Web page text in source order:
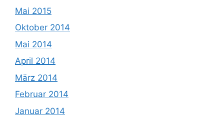
Mai 2015
Oktober 2014
Mai 2014
April 2014
März 2014
Februar 2014
Januar 2014